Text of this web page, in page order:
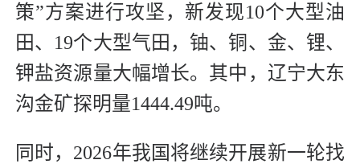
策”方案进行攻坚，新发现10个大型油
田、19个大型气田，铀、铜、金、锂、
钾盐资源量大幅增长。其中，辽宁大东
沟金矿探明量1444.49吨。
同时，2026年我国将继续开展新一轮找